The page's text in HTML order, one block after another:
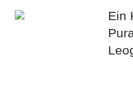
Ein